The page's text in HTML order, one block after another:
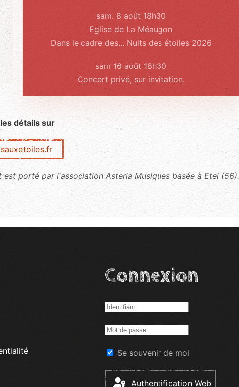
sam. 8 août 18h30
Eglise de La Méaugon
Dans le cadre des... Nuits des étoiles 2026
sam 16 août 18h30
Concert privé, sur invitation.
détails sur
est porté par l'association Asteria Musiques basée à Etel (56).
Connexion
Se souvenir de moi
Authentification Web